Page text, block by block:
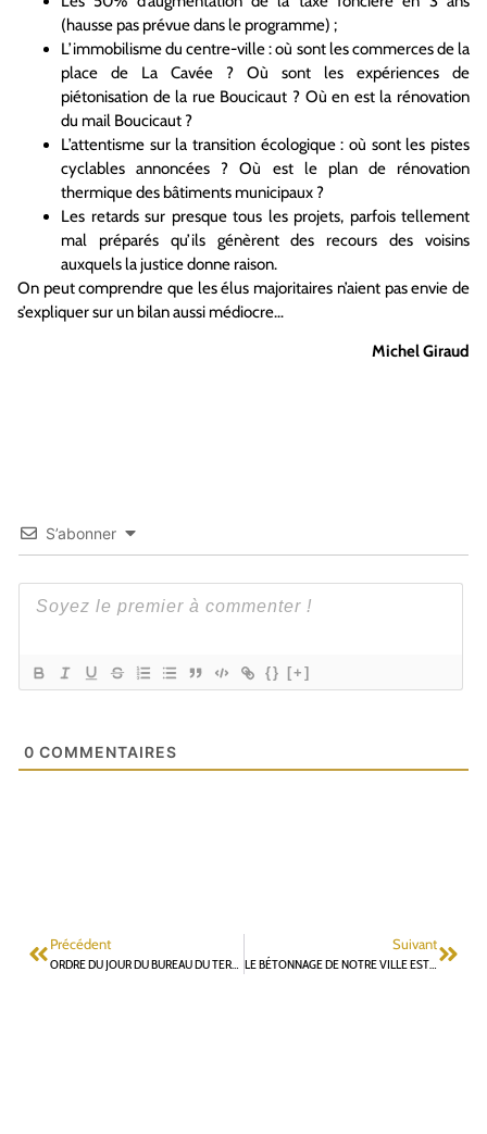
(hausse pas prévue dans le programme) ;
L’immobilisme du centre-ville : où sont les commerces de la
place de La Cavée ? Où sont les expériences de
piétonisation de la rue Boucicaut ? Où en est la rénovation
du mail Boucicaut ?
L’attentisme sur la transition écologique : où sont les pistes
cyclables annoncées ? Où est le plan de rénovation
thermique des bâtiments municipaux ?
Les retards sur presque tous les projets, parfois tellement
mal préparés qu’ils génèrent des recours des voisins
auxquels la justice donne raison.
On peut comprendre que les élus majoritaires n’aient pas envie de
s’expliquer sur un bilan aussi médiocre…
Michel Giraud
S’abonner
{} [+]
0 COMMENTAIRES
Précédent Suivant
LE BÉTONNAGE DE NOTRE VILLE EST DÉNONCÉ DANS LE CANARD ENCHAÎNÉ